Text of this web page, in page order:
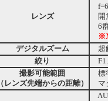
レンズ
開
6
デジタルズーム
超
絞り
撮影可能範囲
（レンズ先端からの距離）
標
マ